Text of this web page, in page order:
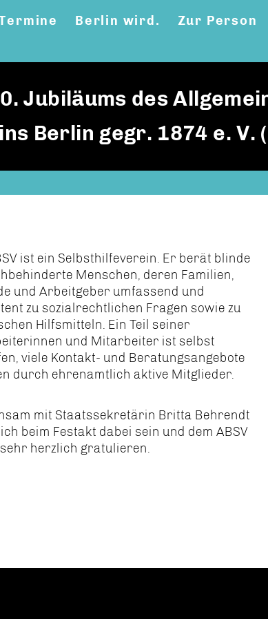
Berlin wird. Zur Person
Jubiläums des
Berlin gegr. 1874 e. V.
ist ein Selbsthilfe­verein. Er berät blinde
Menschen, deren Familien,
und Arbeit­geber umfassend und
zu sozial­rechtlichen Fragen sowie zu
Hilfsmitteln. Ein Teil seiner
und Mitarbeiter ist selbst
viele Kontakt- und Beratungs­angebote
durch ehrenamtlich aktive Mitglieder.
mit Staatssekretärin Britta Behrendt
beim Festakt dabei sein und dem ABSV
herzlich gratulieren.